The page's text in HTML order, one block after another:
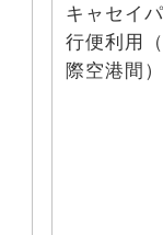
キャセイ
行便利用
際空港間）